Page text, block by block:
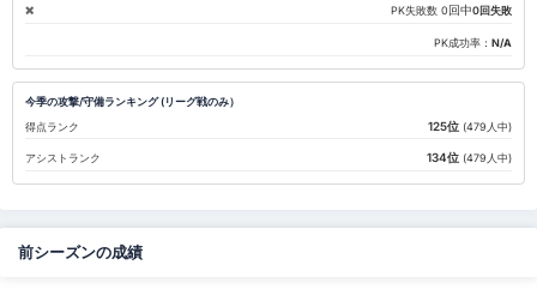
PK失敗数 0回中0回失敗
PK成功率：N/A
今季の攻撃/守備ランキング (リーグ戦のみ）
得点ランク
125位 (479人中)
アシストランク 134位 (479人中)
前シーズンの成績